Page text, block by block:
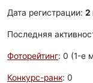
Дата регистрации: 2
Последняя
Фоторейтинг: 0 (1-e
Конкурс-ранк: 0